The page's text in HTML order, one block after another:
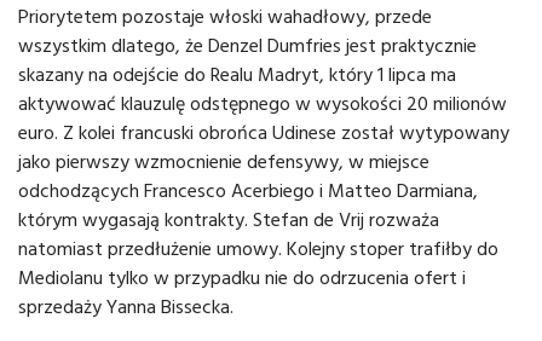
Priorytetem pozostaje włoski wahadłowy, przede
wszystkim dlatego, że Denzel Dumfries jest praktycznie
skazany na odejście do Realu Madryt, który 1 lipca ma
aktywować klauzulę odstępnego w wysokości 20 milionów
euro. Z kolei francuski obrońca Udinese został wytypowany
jako pierwszy wzmocnienie defensywy, w miejsce
odchodzących Francesco Acerbiego i Matteo Darmiana,
którym wygasają kontrakty. Stefan de Vrij rozważa
natomiast przedłużenie umowy. Kolejny stoper trafiłby do
Mediolanu tylko w przypadku nie do odrzucenia ofert i
sprzedaży Yanna Bissecka.